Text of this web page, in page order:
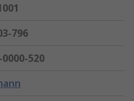
796
0000-520